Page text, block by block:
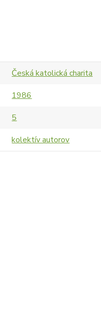
Česká katolická charita
1986
5
kolektív autorov